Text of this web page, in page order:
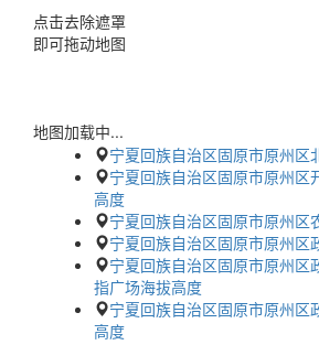
点击去除遮罩
即可拖动地图
地图加载中...
宁夏回族自治区固原市原州区
宁夏回族自治区固原市原州区
高度
宁夏回族自治区固原市原州区
宁夏回族自治区固原市原州区
宁夏回族自治区固原市原州区
指广场海拔高度
宁夏回族自治区固原市原州区
高度